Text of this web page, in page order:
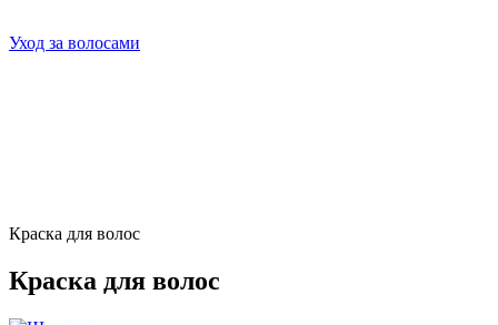
Уход за волосами
Краска для волос
Краска для волос